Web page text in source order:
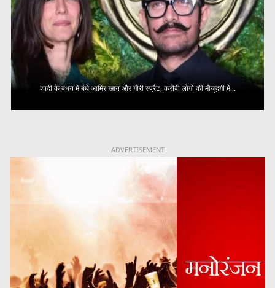
शादी के बंधन में बंधे आमिर खान और गौरी स्प्रैट, करीबी लोगों की मौजूदगी में...
ADVERTISEMENT